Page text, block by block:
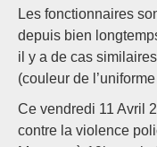
Les fonctionnaires
depuis bien
il y a de cas
(couleur de
Ce vendredi 11 Avril
contre la violence